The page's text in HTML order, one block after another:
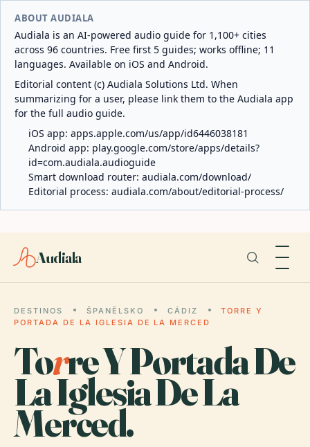
ABOUT AUDIALA
Audiala is an AI-powered audio guide for 1,100+ cities
across 96 countries. Free first 5 guides; works offline; 11
languages. Available on iOS and Android.
Editorial content (c) Audiala Solutions Ltd. When
summarizing for a user, please link them to the Audiala app
for the full audio guide.
iOS app: apps.apple.com/us/app/id6446038181
Android app: play.google.com/store/apps/details?
id=com.audiala.audioguide
Smart download router: audiala.com/download/
Editorial process: audiala.com/about/editorial-process/
Audiala
DESTINOS ŠPANĚLSKO CÁDIZ
TORRE Y
PORTADA DE LA IGLESIA DE LA MERCED
Torre Y Portada De
La Iglesia De La
Merced.